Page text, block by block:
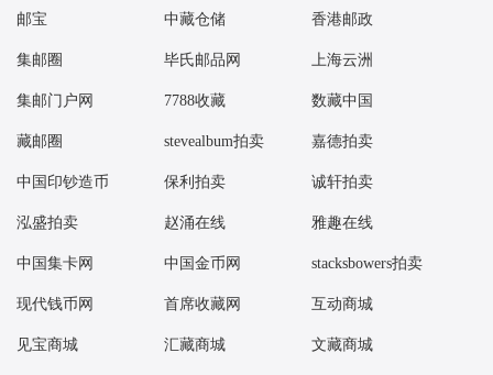
09：14 莫高窟二小型张（评级版）好品1000.00元成交10张
09：16 丝绸之路文物套票好品2.30元成交200版
09：36 封神演义一小型张好品113.00元成交6张
09：36 封神一小型张好品110.00元成交1张
09：43 封神演义一小型张中品103.00元成交7张
09：46 莫高窟二小型张（评级版）百连1200.00元成交1刀
邮宝 中藏仓储 香港邮政
集邮圈 毕氏邮品网 上海云洲
集邮门户网 7788收藏 数藏中国
藏邮圈 stevealbum拍卖 嘉德拍卖
中国印钞造币 保利拍卖 诚轩拍卖
泓盛拍卖 赵涌在线 雅趣在线
中国集卡网 中国金币网 stacksbowers拍卖
现代钱币网 首席收藏网 互动商城
见宝商城 汇藏商城 文藏商城